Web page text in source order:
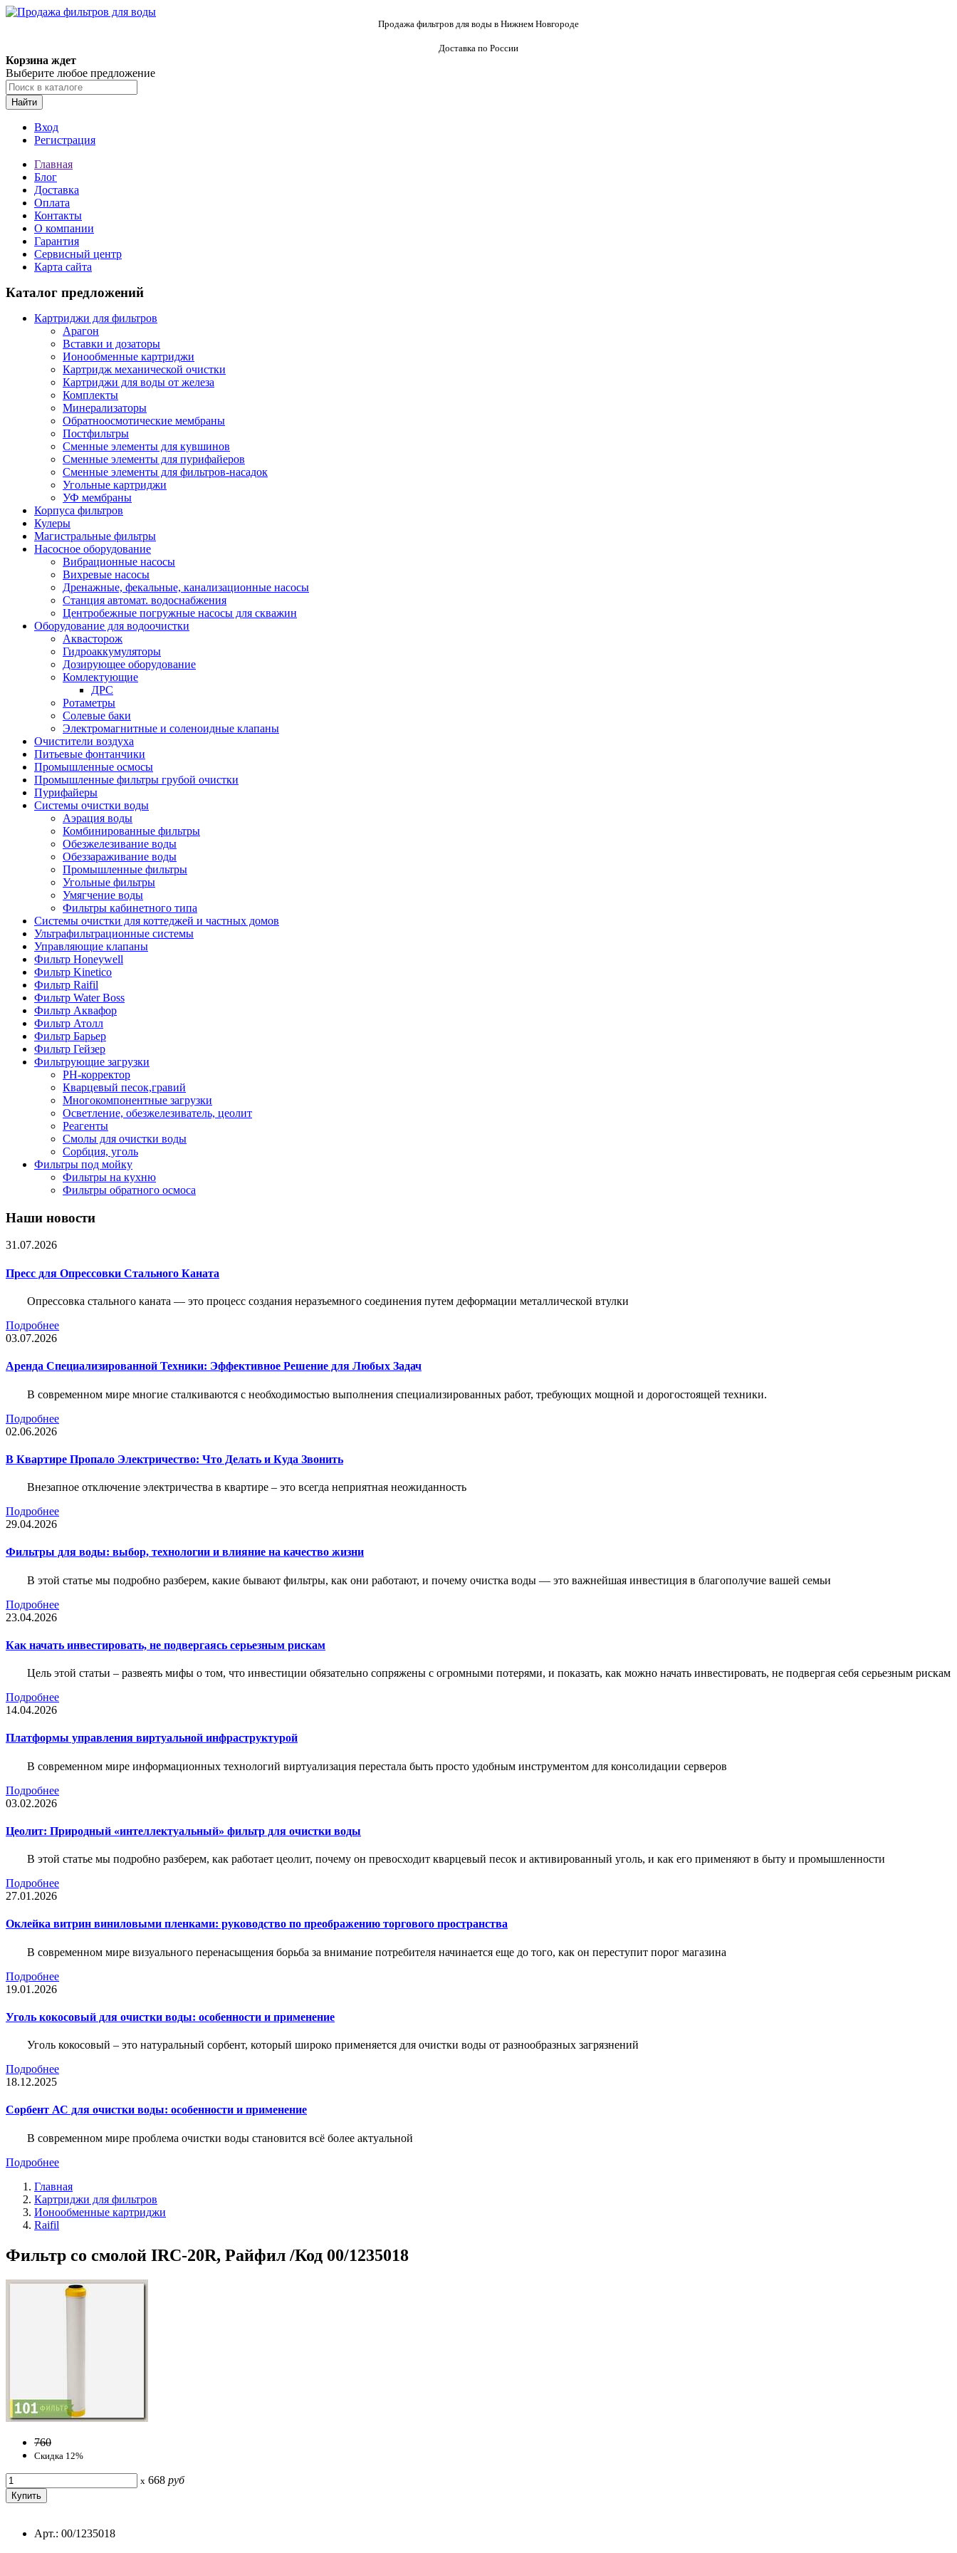
Продажа фильтров для воды в Нижнем Новгороде
Доставка по России
Корзина ждет
Выберите любое предложение
Найти
Вход
Регистрация
Главная
Блог
Доставка
Оплата
Контакты
О компании
Гарантия
Сервисный центр
Карта сайта
Каталог предложений
Картриджи для фильтров
Арагон
Вставки и дозаторы
Ионообменные картриджи
Картридж механической очистки
Картриджи для воды от железа
Комплекты
Минерализаторы
Обратноосмотические мембраны
Постфильтры
Сменные элементы для кувшинов
Сменные элементы для пурифайеров
Сменные элементы для фильтров-насадок
Угольные картриджи
УФ мембраны
Корпуса фильтров
Кулеры
Магистральные фильтры
Насосное оборудование
Вибрационные насосы
Вихревые насосы
Дренажные, фекальные, канализационные насосы
Станция автомат. водоснабжения
Центробежные погружные насосы для скважин
Оборудование для водоочистки
Аквасторож
Гидроаккумуляторы
Дозирующее оборудование
Комлектующие
ДРС
Ротаметры
Солевые баки
Электромагнитные и соленоидные клапаны
Очистители воздуха
Питьевые фонтанчики
Промышленные осмосы
Промышленные фильтры грубой очистки
Пурифайеры
Системы очистки воды
Аэрация воды
Комбинированные фильтры
Обезжелезивание воды
Обеззараживание воды
Промышленные фильтры
Угольные фильтры
Умягчение воды
Фильтры кабинетного типа
Системы очистки для коттеджей и частных домов
Ультрафильтрационные системы
Управляющие клапаны
Фильтр Honeywell
Фильтр Kinetico
Фильтр Raifil
Фильтр Water Boss
Фильтр Аквафор
Фильтр Атолл
Фильтр Барьер
Фильтр Гейзер
Фильтрующие загрузки
PH-корректор
Кварцевый песок,гравий
Многокомпонентные загрузки
Осветление, обезжелезиватель, цеолит
Реагенты
Смолы для очистки воды
Сорбция, уголь
Фильтры под мойку
Фильтры на кухню
Фильтры обратного осмоса
Наши новости
31.07.2026
Пресс для Опрессовки Стального Каната
Опрессовка стального каната — это процесс создания неразъемного соединения путем деформации металлической втулки
Подробнее
03.07.2026
Аренда Специализированной Техники: Эффективное Решение для Любых Задач
В современном мире многие сталкиваются с необходимостью выполнения специализированных работ, требующих мощной и дорогостоящей техники.
Подробнее
02.06.2026
В Квартире Пропало Электричество: Что Делать и Куда Звонить
Внезапное отключение электричества в квартире – это всегда неприятная неожиданность
Подробнее
29.04.2026
Фильтры для воды: выбор, технологии и влияние на качество жизни
В этой статье мы подробно разберем, какие бывают фильтры, как они работают, и почему очистка воды — это важнейшая инвестиция в благополучие вашей семьи
Подробнее
23.04.2026
Как начать инвестировать, не подвергаясь серьезным рискам
Цель этой статьи – развеять мифы о том, что инвестиции обязательно сопряжены с огромными потерями, и показать, как можно начать инвестировать, не подвергая себя серьезным рискам
Подробнее
14.04.2026
Платформы управления виртуальной инфраструктурой
В современном мире информационных технологий виртуализация перестала быть просто удобным инструментом для консолидации серверов
Подробнее
03.02.2026
Цеолит: Природный «интеллектуальный» фильтр для очистки воды
В этой статье мы подробно разберем, как работает цеолит, почему он превосходит кварцевый песок и активированный уголь, и как его применяют в быту и промышленности
Подробнее
27.01.2026
Оклейка витрин виниловыми пленками: руководство по преображению торгового пространства
В современном мире визуального перенасыщения борьба за внимание потребителя начинается еще до того, как он переступит порог магазина
Подробнее
19.01.2026
Уголь кокосовый для очистки воды: особенности и применение
Уголь кокосовый – это натуральный сорбент, который широко применяется для очистки воды от разнообразных загрязнений
Подробнее
18.12.2025
Сорбент АС для очистки воды: особенности и применение
В современном мире проблема очистки воды становится всё более актуальной
Подробнее
Главная
Картриджи для фильтров
Ионообменные картриджи
Raifil
Фильтр со смолой IRC-20R, Райфил /Код 00/1235018
760
Скидка 12%
x 668 руб
Арт.: 00/1235018